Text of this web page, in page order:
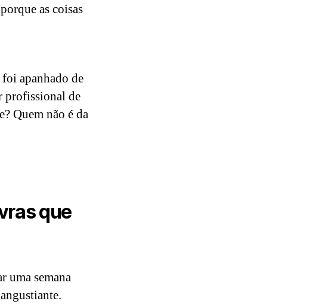
as coisas
apanhado de
profissional de
Quem não é da
que
uma semana